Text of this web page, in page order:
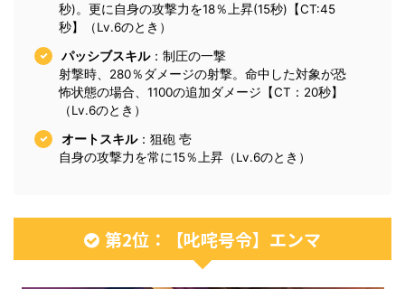
秒)。更に自身の攻撃力を18％上昇(15秒)【CT:45
秒】（Lv.6のとき）
パッシブスキル：制圧の一撃
射撃時、280％ダメージの射撃。命中した対象が恐
怖状態の場合、1100の追加ダメージ【CT：20秒】
（Lv.6のとき）
オートスキル：狙砲 壱
自身の攻撃力を常に15％上昇（Lv.6のとき）
第2位：【叱咤号令】エンマ